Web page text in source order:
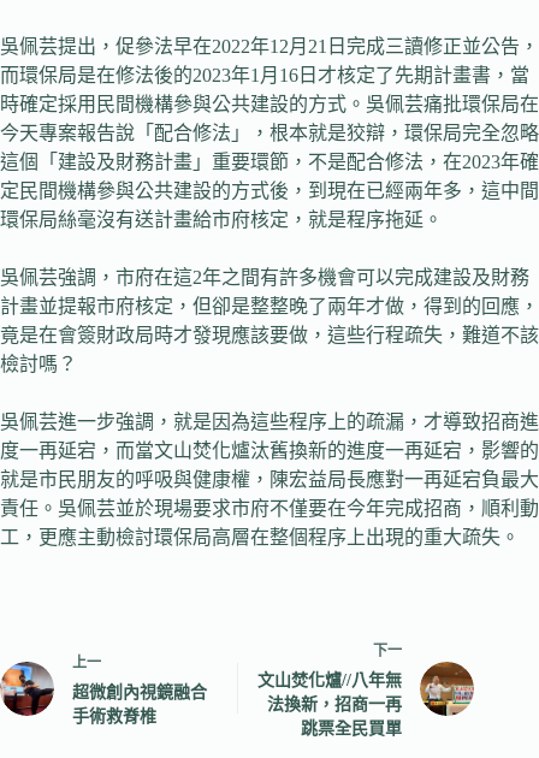
吳佩芸提出，促參法早在2022年12月21日完成三讀修正並公告，
而環保局是在修法後的2023年1月16日才核定了先期計畫書，當
時確定採用民間機構參與公共建設的方式。吳佩芸痛批環保局在
今天專案報告說「配合修法」，根本就是狡辯，環保局完全忽略
這個「建設及財務計畫」重要環節，不是配合修法，在2023年確
定民間機構參與公共建設的方式後，到現在已經兩年多，這中間
環保局絲毫沒有送計畫給市府核定，就是程序拖延。
吳佩芸強調，市府在這2年之間有許多機會可以完成建設及財務
計畫並提報市府核定，但卻是整整晚了兩年才做，得到的回應，
竟是在會簽財政局時才發現應該要做，這些行程疏失，難道不該
檢討嗎？
吳佩芸進一步強調，就是因為這些程序上的疏漏，才導致招商進
度一再延宕，而當文山焚化爐汰舊換新的進度一再延宕，影響的
就是市民朋友的呼吸與健康權，陳宏益局長應對一再延宕負最大
責任。吳佩芸並於現場要求市府不僅要在今年完成招商，順利動
工，更應主動檢討環保局高層在整個程序上出現的重大疏失。
上一
超微創內視鏡融合
手術救脊椎
下一
文山焚化爐//八年無
法換新，招商一再
跳票全民買單